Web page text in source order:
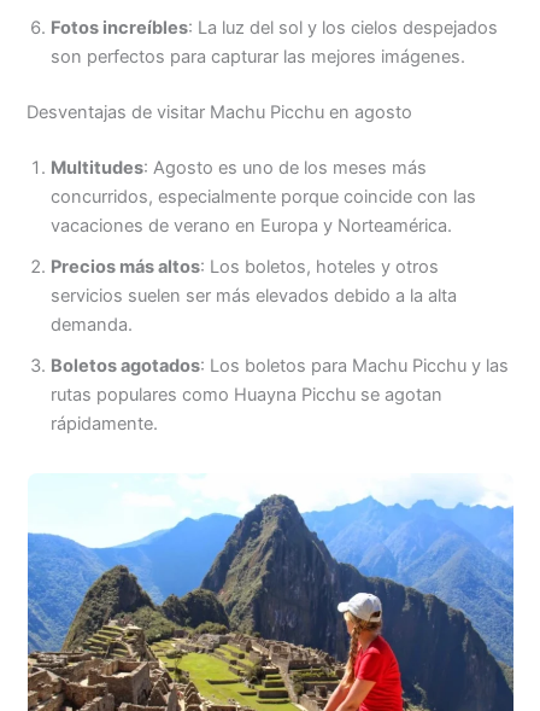
Fotos increíbles: La luz del sol y los cielos despejados
son perfectos para capturar las mejores imágenes.
Desventajas de visitar Machu Picchu en agosto
Multitudes: Agosto es uno de los meses más
concurridos, especialmente porque coincide con las
vacaciones de verano en Europa y Norteamérica.
Precios más altos: Los boletos, hoteles y otros
servicios suelen ser más elevados debido a la alta
demanda.
Boletos agotados: Los boletos para Machu Picchu y las
rutas populares como Huayna Picchu se agotan
rápidamente.